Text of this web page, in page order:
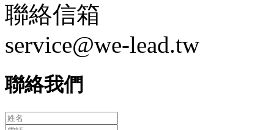
聯絡信箱
service@we-lead.tw
聯絡我們